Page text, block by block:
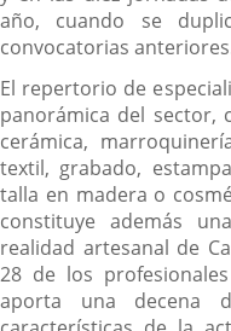
año, cuando se
convocatorias
El repertorio de
panorámica del sector,
cerámica,
textil, grabado,
talla en madera o
constituye además
realidad artesanal de
28 de los
aporta una decena